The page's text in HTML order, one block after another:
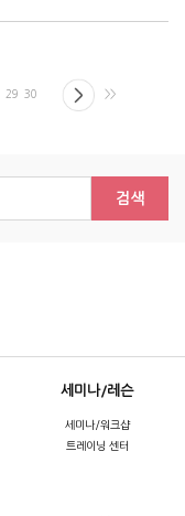
29 30 >>
검색
세미나/레슨
세미나/워크샵
트레이닝 센터